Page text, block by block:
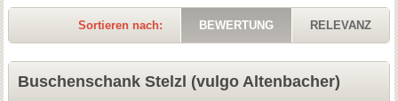
Sortieren nach: BEWERTUNG RELEVANZ
Buschenschank Stelzl (vulgo Altenbacher)